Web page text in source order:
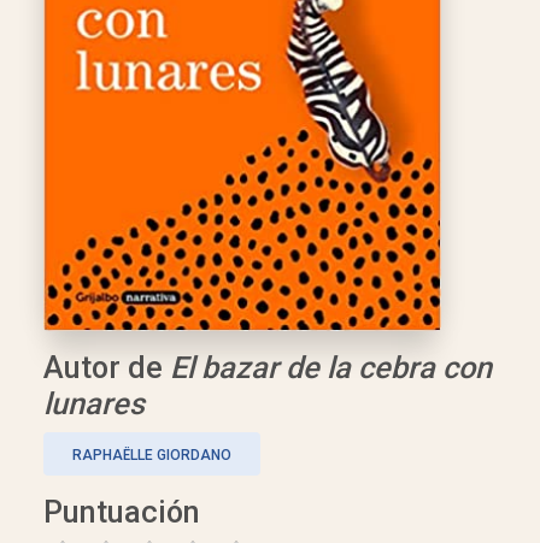
Autor de El bazar de la cebra con
lunares
RAPHAËLLE GIORDANO
Puntuación